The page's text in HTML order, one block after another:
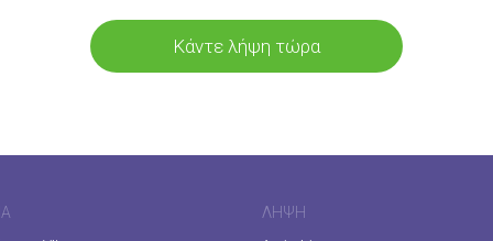
Κάντε λήψη τώρα
ΛΉΨΗ